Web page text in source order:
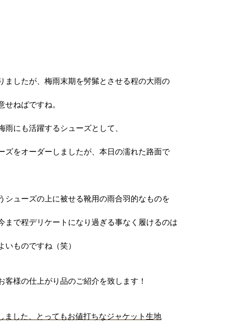
ましたが、梅雨末期を髣髴とさせる程の大雨の
せねばですね。
にも活躍するシューズとして、
ズをオーダーしましたが、本日の濡れた路面で
シューズの上に被せる靴用の雨合羽的なものを
まで程デリケートになり過ぎる事なく履けるのは
ものですね（笑）
客様の仕上がり品のご紹介を致します！
ました、とってもお値打ちなジャケット生地